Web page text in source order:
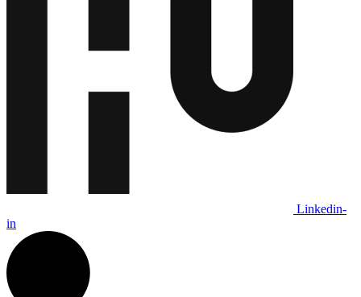
Linkedin-
in